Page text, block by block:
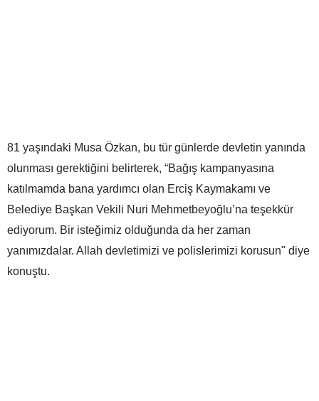
81 yaşındaki Musa Özkan, bu tür günlerde devletin yanında
olunması gerektiğini belirterek, “Bağış kampanyasına
katılmamda bana yardımcı olan Erciş Kaymakamı ve
Belediye Başkan Vekili Nuri Mehmetbeyoğlu’na teşekkür
ediyorum. Bir isteğimiz olduğunda da her zaman
yanımızdalar. Allah devletimizi ve polislerimizi korusun" diye
konuştu.